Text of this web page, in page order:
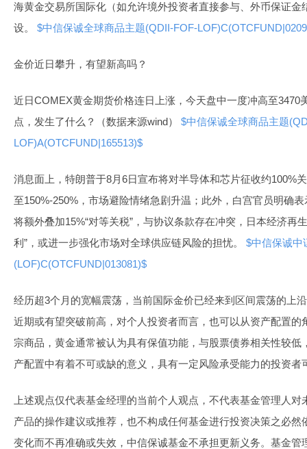
海黄金交易所国际化（如允许境外投资者直接参与、外币保证金
设。
$中信保诚全球商品主题(QDII-FOF-
金价近日攀升，有望新高吗？
近日COMEX黄金期货价格连日上涨，今天盘中一度冲高至3470
点，发生了什么？（数据来源wind）
$中信保诚全球商品主题
LOF)A(OTCFUND|165513)$
消息面上，特朗普于8月6日宣布将对半导体和芯片征收约100%
至150%-250%，市场避险情绪急剧升温；此外，白宫官员明确
将额外叠加15%“对等关税”，与协议条款存在冲突，日本经济再
利”，或进一步强化市场对全球供应链风险的担忧。
$中信保诚中
(LOF)C(OTCFUND|013081)$
经历超3个月的宽幅震荡，当前国际金价已经来到区间震荡的上
近期或有望突破前高，对个人投资者而言，也可以从资产配置
宗商品，黄金通常被认为具有保值功能，与股票债券相关性较
产配置中有着不可或缺的意义，具有一定风险承受能力的投资者
上述观点仅代表基金经理的当前个人观点，不代表基金管理人
产品的操作建议或推荐，也不构成任何基金进行投资决策之必
变化而不再准确或失效，中信保诚基金不承担更新义务。基金